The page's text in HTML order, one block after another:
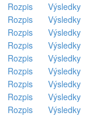
Rozpis
Výsledky
Rozpis
Výsledky
Rozpis
Výsledky
Rozpis
Výsledky
Rozpis
Výsledky
Rozpis
Výsledky
Rozpis
Výsledky
Rozpis
Výsledky
Rozpis
Výsledky